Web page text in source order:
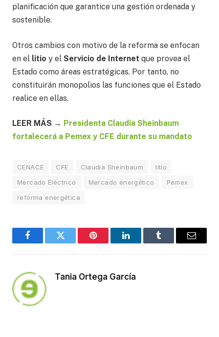
planificación que garantice una gestión ordenada y
sostenible.
Otros cambios con motivo de la reforma se enfocan
en el litio y el Servicio de Internet que provea el
Estado como áreas estratégicas. Por tanto, no
constituirán monopolios las funciones que el Estado
realice en ellas.
LEER MÁS → Presidenta Claudia Sheinbaum
fortalecerá a Pemex y CFE durante su mandato
CENACE CFE Claudia Sheinbaum
litio
Mercado Eléctrico
Mercado energético
Pemex
reforma energética
FacebookTwitter Pinterest LinkedInTumblr Email
Tania Ortega García